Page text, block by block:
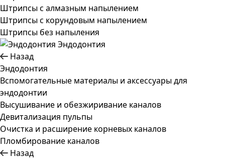
Штрипсы c алмазным напылением
Штрипсы c корундовым напылением
Штрипсы без напыления
Эндодонтия
Назад
Эндодонтия
Вспомогательные материалы и аксессуары для
эндодонтии
Высушивание и обезжиривание каналов
Девитализация пульпы
Очистка и расширение корневых каналов
Пломбирование каналов
Назад